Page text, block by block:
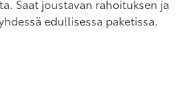
Saat joustavan rahoituksen ja
edullisessa paketissa.